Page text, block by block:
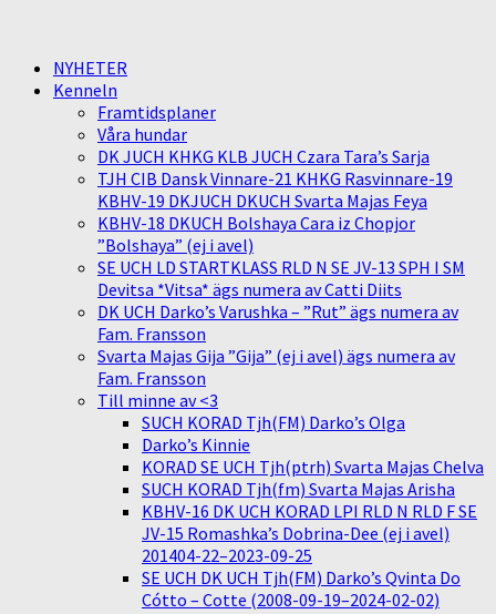
NYHETER
Kenneln
Framtidsplaner
Våra hundar
DK JUCH KHKG KLB JUCH Czara Tara’s Sarja
TJH CIB Dansk Vinnare-21 KHKG Rasvinnare-19
KBHV-19 DKJUCH DKUCH Svarta Majas Feya
KBHV-18 DKUCH Bolshaya Cara iz Chopjor
”Bolshaya” (ej i avel)
SE UCH LD STARTKLASS RLD N SE JV-13 SPH I SM
Devitsa *Vitsa* ägs numera av Catti Diits
DK UCH Darko’s Varushka – ”Rut” ägs numera av
Fam. Fransson
Svarta Majas Gija ”Gija” (ej i avel) ägs numera av
Fam. Fransson
Till minne av <3
SUCH KORAD Tjh(FM) Darko’s Olga
Darko’s Kinnie
KORAD SE UCH Tjh(ptrh) Svarta Majas Chelva
SUCH KORAD Tjh(fm) Svarta Majas Arisha
KBHV-16 DK UCH KORAD LPI RLD N RLD F SE
JV-15 Romashka’s Dobrina-Dee (ej i avel)
201404-22–2023-09-25
SE UCH DK UCH Tjh(FM) Darko’s Qvinta Do
Cótto – Cotte (2008-09-19–2024-02-02)